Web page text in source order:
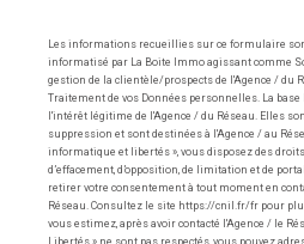
Les informations recueillies sur ce formulaire
informatisé par La Boite Immo agissant comme
gestion de la clientèle/prospects de l'Agence / du
Traitement de vos Données personnelles. La
l'intérêt légitime de l'Agence / du Réseau. Elles
suppression et sont destinées à l'Agence / au
informatique et libertés », vous disposez des droits
d’effacement, d’opposition, de limitation et de
retirer votre consentement à tout moment en
Réseau. Consultez le site https://cnil.fr/fr pour
vous estimez, après avoir contacté l'Agence / le